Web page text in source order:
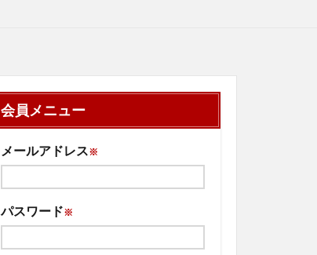
会員メニュー
メールアドレス※
パスワード※